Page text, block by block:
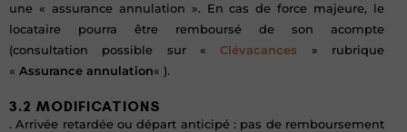
une « assurance annulation ». En cas de force majeure, le
locataire pourra être remboursé de son acompte
(consultation possible sur « Clévacances » rubrique
« Assurance annulation« ).
3.2 MODIFICATIONS
. Arrivée retardée ou départ anticipé : pas de remboursement